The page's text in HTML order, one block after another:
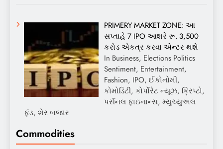
PRIMERY MARKET ZONE: આ
સપ્તાહે 7 IPO આશરે રૂ. 3,500
કરોડ એકત્ર કરવા એન્ટર થશે
In Business, Elections Politics
Sentiment, Entertainment,
Fashion, IPO, ઈકોનોમી,
કોમોડિટી, કોર્પોરેટ ન્યૂઝ, ક્રિપ્ટો,
પર્સનલ ફાઇનાન્સ, મ્યુચ્યુઅલ
ફંડ, શેર બજાર
Commodities